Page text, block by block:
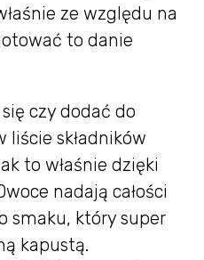
ze względu na
to danie
czy dodać do
składników
to właśnie dzięki
nadają całości
smaku, który super
kapustą.